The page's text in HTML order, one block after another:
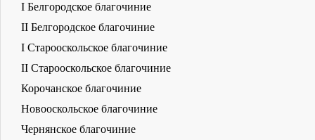
I Белгородское благочиние
II Белгородское благочиние
I Старооскольское благочиние
II Старооскольское благочиние
Корочанское благочиние
Новооскольское благочиние
Чернянское благочиние